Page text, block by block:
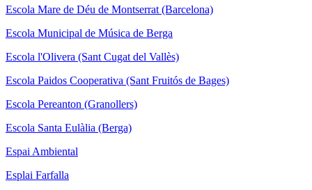
Escola Mare de Déu de Montserrat (Barcelona)
Escola Municipal de Música de Berga
Escola l'Olivera (Sant Cugat del Vallès)
Escola Paidos Cooperativa (Sant Fruitós de Bages)
Escola Pereanton (Granollers)
Escola Santa Eulàlia (Berga)
Espai Ambiental
Esplai Farfalla